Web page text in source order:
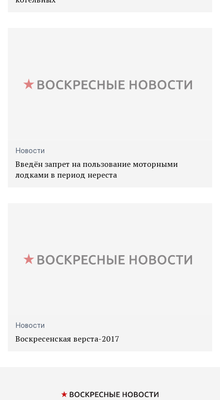
Новости
Введён запрет на пользование моторными
лодками в период нереста
Новости
Воскресенская верста-2017